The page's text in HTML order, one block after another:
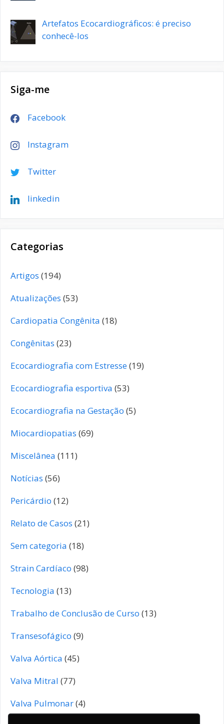
Artefatos Ecocardiográficos: é preciso
conhecê-los
Siga-me
Facebook
Instagram
Twitter
linkedin
Categorias
Artigos (194)
Atualizações (53)
Cardiopatia Congênita (18)
Congênitas (23)
Ecocardiografia com Estresse(19)
Ecocardiografia esportiva (53)
Ecocardiografia na Gestação (5)
Miocardiopatias (69)
Miscelânea (111)
Notícias (56)
Pericárdio (12)
Relato de Casos (21)
Sem categoria (18)
Strain Cardíaco (98)
Tecnologia (13)
Trabalho de Conclusão de Curso (13)
Transesofágico (9)
Valva Aórtica (45)
Valva Mitral (77)
Valva Pulmonar(4)